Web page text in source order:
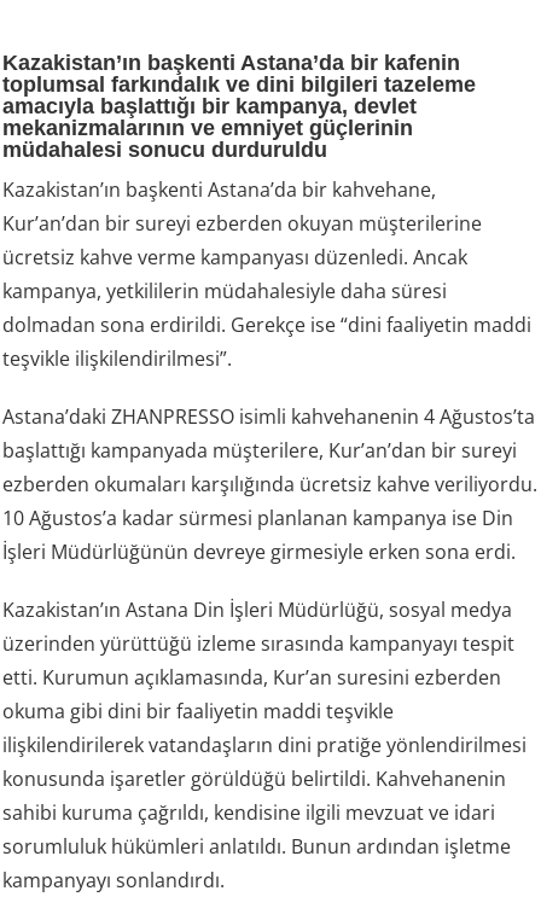
Kazakistan’ın başkenti Astana’da bir kafenin
toplumsal farkındalık ve dini bilgileri tazeleme
amacıyla başlattığı bir kampanya, devlet
mekanizmalarının ve emniyet güçlerinin
müdahalesi sonucu durduruldu
Kazakistan’ın başkenti Astana’da bir kahvehane,
Kur’an’dan bir sureyi ezberden okuyan müşterilerine
ücretsiz kahve verme kampanyası düzenledi. Ancak
kampanya, yetkililerin müdahalesiyle daha süresi
dolmadan sona erdirildi. Gerekçe ise “dini faaliyetin maddi
teşvikle ilişkilendirilmesi”.
Astana’daki ZHANPRESSO isimli kahvehanenin 4 Ağustos’ta
başlattığı kampanyada müşterilere, Kur’an’dan bir sureyi
ezberden okumaları karşılığında ücretsiz kahve veriliyordu.
10 Ağustos’a kadar sürmesi planlanan kampanya ise Din
İşleri Müdürlüğünün devreye girmesiyle erken sona erdi.
Kazakistan’ın Astana Din İşleri Müdürlüğü, sosyal medya
üzerinden yürüttüğü izleme sırasında kampanyayı tespit
etti. Kurumun açıklamasında, Kur’an suresini ezberden
okuma gibi dini bir faaliyetin maddi teşvikle
ilişkilendirilerek vatandaşların dini pratiğe yönlendirilmesi
konusunda işaretler görüldüğü belirtildi. Kahvehanenin
sahibi kuruma çağrıldı, kendisine ilgili mevzuat ve idari
sorumluluk hükümleri anlatıldı. Bunun ardından işletme
kampanyayı sonlandırdı.